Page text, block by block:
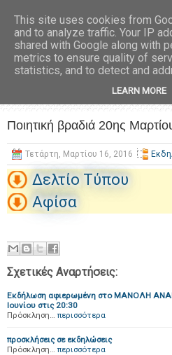
Ποιητική βραδιά 20ης
Τετάρτη, Μαρτίου 16, 2016
Δελτίο Τύπου
Αφίσα
Σχετικές Αναρτήσεις:
Εκδήλωση αφιερωμένη στο ΜΑΝΟΛΗ
Ιουνίου στις 20:30
Πρόσκληση… περισσότερα
προσκλήσεις σε εκδηλώσεις
Πρόσκληση… περισσότερα
This site uses cookies from
and to analyze traffic. Your IP
shared with Google along with
metrics to ensure quality of
statistics, and to detect and
LEARN MORE